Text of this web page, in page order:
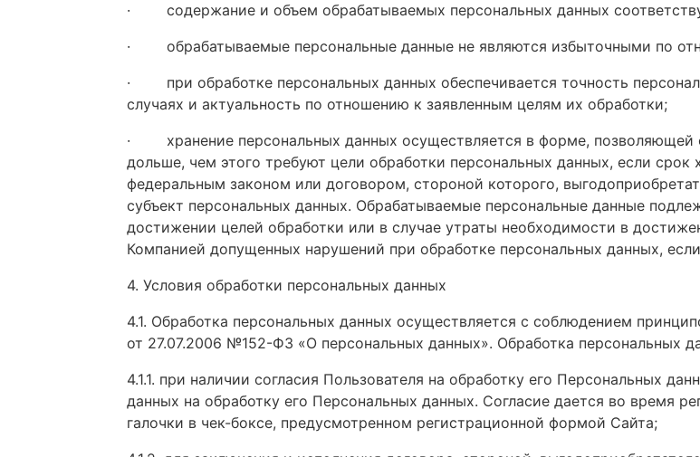
·
содержание и объем обрабатываемых персональных данных
·
обрабатываемые персональные данные не являются избыточными по
·
при обработке персональных данных обеспечивается точность
случаях и актуальность по отношению к заявленным целям их обработки;
·
хранение персональных данных осуществляется в форме, позволяющей
дольше, чем этого требуют цели обработки персональных данных, если срок
федеральным законом или договором, стороной которого,
субъект персональных данных. Обрабатываемые персональные данные
достижении целей обработки или в случае утраты необходимости в
Компанией допущенных нарушений при обработке персональных данных,
4. Условия обработки персональных данных
4.1. Обработка персональных данных осуществляется с соблюдением
от 27.07.2006 №152-ФЗ «О персональных данных». Обработка персональных
4.1.1. при наличии согласия Пользователя на обработку его Персональных
данных на обработку его Персональных данных. Согласие дается во время
галочки в чек-боксе, предусмотренном регистрационной формой Сайта;